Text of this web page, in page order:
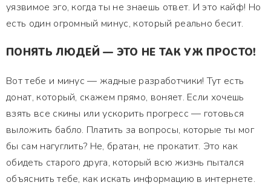
уязвимое эго, когда ты не знаешь ответ. И это кайф! Но
есть один огромный минус, который реально бесит.
ПОНЯТЬ ЛЮДЕЙ — ЭТО НЕ ТАК УЖ ПРОСТО!
Вот тебе и минус — жадные разработчики! Тут есть
донат, который, скажем прямо, воняет. Если хочешь
взять все скины или ускорить прогресс — готовься
выложить бабло. Платить за вопросы, которые ты мог
бы сам нагуглить? Не, братан, не прокатит. Это как
обидеть старого друга, который всю жизнь пытался
объяснить тебе, как искать информацию в интернете.